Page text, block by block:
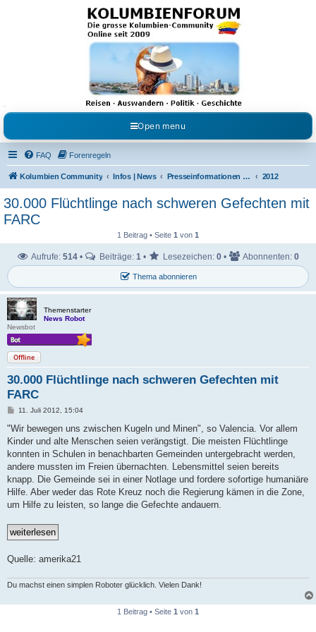
Kolumbienforum - Das
grosse Forum der
Freunde Kolumbiens
Reisen, Auswandern, Kultur, Politik, Geschichte und Visum in Kolumbien und Venezuela.
Austausch, Erfahrungen und Gemeinschaft im Kolumbienforum
Open menu
FAQ Forenregeln
Kolumbien Community Infos | News Presseinformationen & Neuigkeiten 2012
30.000 Flüchtlinge nach schweren Gefechten mit
FARC
1 Beitrag • Seite 1 von 1
Thema abonnieren
Aufrufe: 514 • Beiträge: 1 • Lesezeichen: 0 • Abonnenten: 0
Themenstarter
News Robot
Newsbot
Offline
30.000 Flüchtlinge nach schweren Gefechten mit
FARC
B
i
r
a
11. Juli 2012, 15:04
"Wir bewegen uns zwischen Kugeln und Minen", so Valencia. Vor allem
Kinder und alte Menschen seien verängstigt. Die meisten Flüchtlinge
konnten in Schulen in benachbarten Gemeinden untergebracht werden,
andere mussten im Freien übernachten. Lebensmittel seien bereits
knapp. Die Gemeinde sei in einer Notlage und fordere sofortige humaniäre
Hilfe. Aber weder das Rote Kreuz noch die Regierung kämen in die Zone,
um Hilfe zu leisten, so lange die Gefechte andauern.
Quelle: amerika21
Du machst einen simplen Roboter glücklich. Vielen Dank!
1 Beitrag • Seite 1 von 1